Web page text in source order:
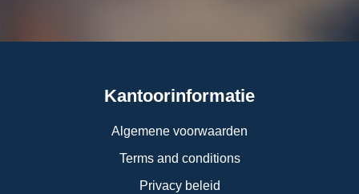
Kantoorinformatie
Algemene voorwaarden
Terms and conditions
Privacy beleid